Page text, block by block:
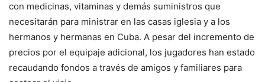
con medicinas, vitaminas y demás suministros que
necesitarán para ministrar en las casas iglesia y a los
hermanos y hermanas en Cuba. A pesar del incremento de
precios por el equipaje adicional, los jugadores han estado
recaudando fondos a través de amigos y familiares para